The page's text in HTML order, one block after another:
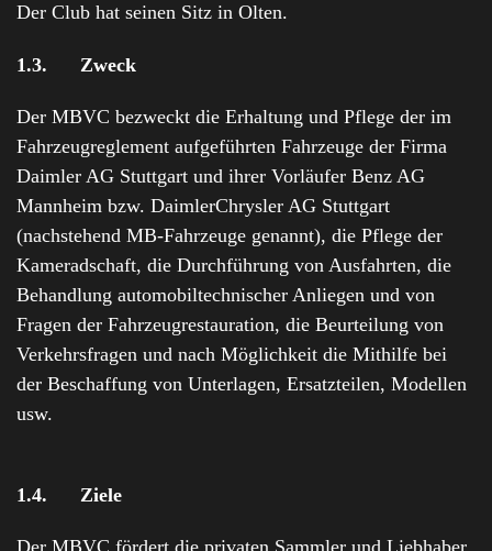
Der Club hat seinen Sitz in Olten.
1.3. Zweck
Der MBVC bezweckt die Erhaltung und Pflege der im
Fahrzeugreglement aufgeführten Fahrzeuge der Firma
Daimler AG Stuttgart und ihrer Vorläufer Benz AG
Mannheim bzw. DaimlerChrysler AG Stuttgart
(nachstehend MB-Fahrzeuge genannt), die Pflege der
Kameradschaft, die Durchführung von Ausfahrten, die
Behandlung automobiltechnischer Anliegen und von
Fragen der Fahrzeugrestauration, die Beurteilung von
Verkehrsfragen und nach Möglichkeit die Mithilfe bei
der Beschaffung von Unterlagen, Ersatzteilen, Modellen
usw.
1.4. Ziele